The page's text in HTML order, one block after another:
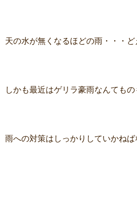
天の水が無くなるほどの雨・・・ど
しかも最近はゲリラ豪雨なんても
雨への対策はしっかりしていかねば